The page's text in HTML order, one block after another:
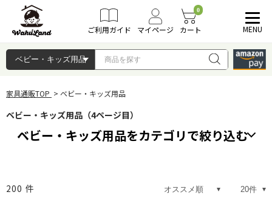
ご利用ガイド マイページ
0
カート MENU
家具通販TOP ベビー・キッズ用品
ベビー・キッズ用品（4ページ目）
ベビー・キッズ用品をカテゴリで絞り込む
200 件